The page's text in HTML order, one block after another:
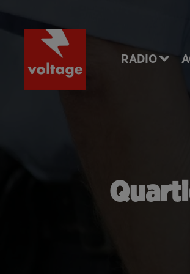
RADIO